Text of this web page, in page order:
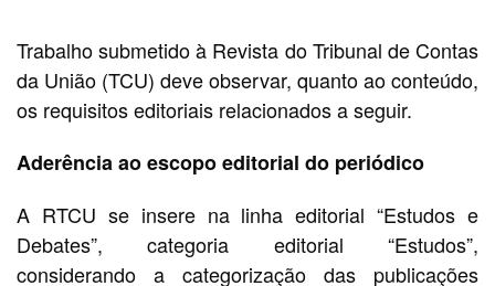
Trabalho submetido à Revista do Tribunal de Contas
da União (TCU) deve observar, quanto ao conteúdo,
os requisitos editoriais relacionados a seguir.
Aderência ao escopo editorial do periódico
A RTCU se insere na linha editorial “Estudos e
Debates”, categoria editorial “Estudos”,
considerando a categorização das publicações